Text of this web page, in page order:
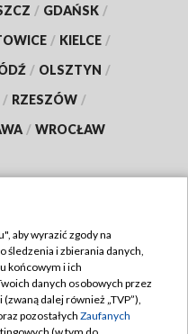
/ GDAŃSK /
/ KIELCE /
/ OLSZTYN /
/ RZESZÓW /
/ WROCŁAW
TVP
aby wyrazić zgody na
śledzenia i zbierania danych,
końcowym i ich
danych osobowych przez
dalej również „TVP”),
pozostałych Zaufanych